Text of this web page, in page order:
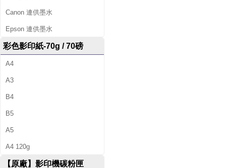
Canon 連供墨水
Epson 連供墨水
彩色影印紙-70g / 70磅
A4
A3
B4
B5
A5
A4 120g
【原廠】影印機碳粉匣